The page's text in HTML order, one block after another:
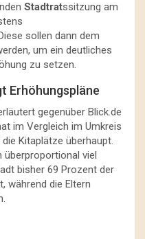
Stadtratssitzung am
sollen dann dem
um ein deutliches
zu setzen.
Erhöhungspläne
gegenüber Blick.de
im Vergleich im Umkreis
Kitaplätze überhaupt.
überproportional viel
bisher 69 Prozent der
während die Eltern